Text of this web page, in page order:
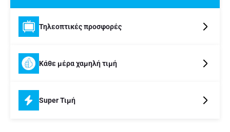
Τηλεοπτικές προσφορές
Κάθε μέρα χαμηλή τιμή
Super Τιμή